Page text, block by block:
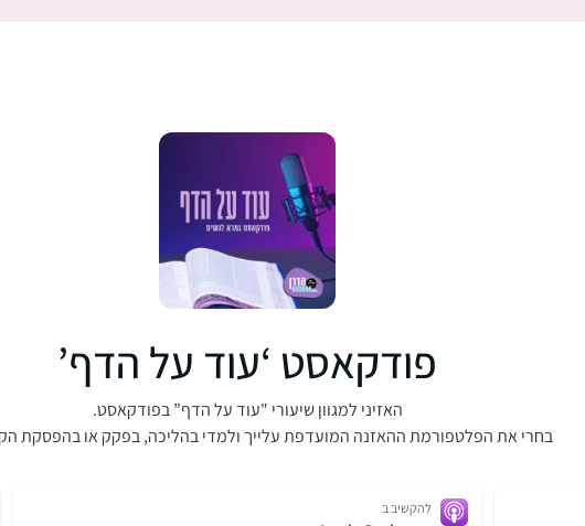
פודקאסט ‘עוד על הדף’
האזיני למגוון שיעורי "עוד על הדף” בפודקאסט.
בחרי את הפלטפורמת ההאזנה המועדפת עלייך ולמדי בהליכה, בפקק או בהפסקת
להקשיב ב